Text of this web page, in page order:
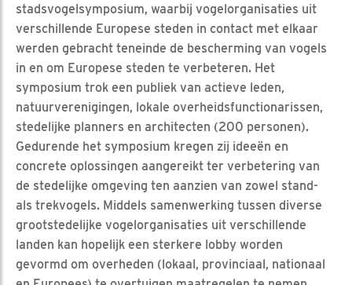
stadsvogelsymposium, waarbij vogelorganisaties uit
verschillende Europese steden in contact met elkaar
werden gebracht teneinde de bescherming van vogels
in en om Europese steden te verbeteren. Het
symposium trok een publiek van actieve leden,
natuurverenigingen, lokale overheidsfunctionarissen,
stedelijke planners en architecten (200 personen).
Gedurende het symposium kregen zij ideeën en
concrete oplossingen aangereikt ter verbetering van
de stedelijke omgeving ten aanzien van zowel stand-
als trekvogels. Middels samenwerking tussen diverse
grootstedelijke vogelorganisaties uit verschillende
landen kan hopelijk een sterkere lobby worden
gevormd om overheden (lokaal, provinciaal, nationaal